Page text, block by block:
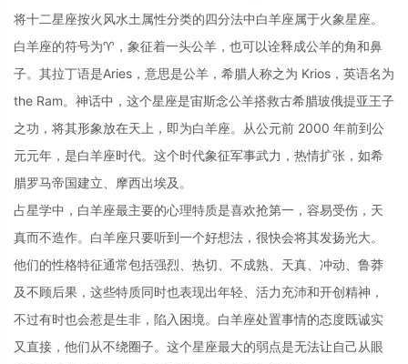
将十二星座按火风水土属性分类的四分法中白羊座属于火象星座。
白羊座的符号为♈，象征着一头公羊，也可以诠释成公羊的角和鼻
子。其拉丁语是Aries，意思是公羊，希腊人称之为 Krios，英语名为
the Ram。神话中，这个星座是宙斯念公羊搭救古希腊玻俄提亚王子
之功，将其形象放在天上，即为白羊座。从公元前 2000 年前到公
元元年，是白羊座时代。这个时代象征军事武力，热情扩张，如希
腊罗马帝国建立、摩西出埃及。
占星学中，白羊座最主要的心理特质是喜欢抢第一，容易受伤，天
真而不造作。白羊座只要听到一个好想法，很快会将其发扬光大。
他们的性格特征通常包括强烈、热切、不成熟、天真、冲动、鲁莽
及不顾后果，这些特质同时也表现出年轻、活力充沛和开创精神，
不过有时也会惹是生非，陷入困境。白羊座处置事情的态度既诚实
又直接，他们从不绕圈子。这个星座最大的弱点是无法让自己从眼